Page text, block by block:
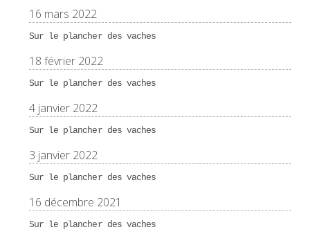
16 mars 2022
Sur le plancher des vaches
18 février 2022
Sur le plancher des vaches
4 janvier 2022
Sur le plancher des vaches
3 janvier 2022
Sur le plancher des vaches
16 décembre 2021
Sur le plancher des vaches